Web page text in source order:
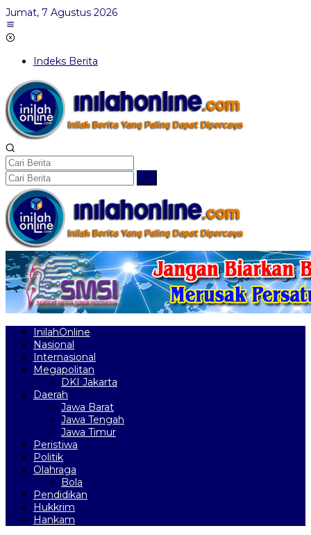
Lewati
ke
konten
Jumat, 7 Agustus 2026
Indeks Berita
InilahOnline
Nasional
Internasional
Megapolitan
DKI Jakarta
Daerah
Jawa Barat
Jawa Tengah
Jawa Timur
Peristiwa
Politik
Olahraga
Bola
Pendidikan
Hukkrim
Hankam